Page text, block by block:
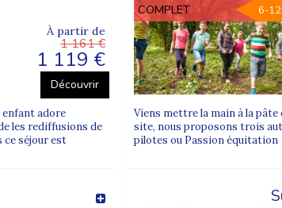
départs depuis plusieurs gares SNCF
voyager , régulièrement citée dans les
mondial, comme l’île de la Cité et
de Paris, laTour Eiffel(Paris 7e), le
Basilique du Sacré-Cœur (Paris 18e), les
93).
pour permettre aux jeunes de partir en
À partir de
1 161 €
1 119 €
Découvrir
enfant adore
les rediffusions de
ce séjour est
COMPLET 6-
Viens mettre la main à la
site, nous proposons trois
pilotes ou Passion équitation